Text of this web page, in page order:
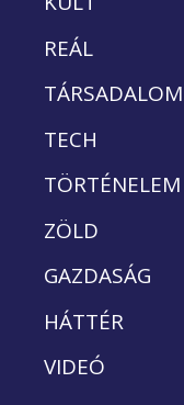
REÁL
TÁRSADALOM
TECH
TÖRTÉNELEM
ZÖLD
GAZDASÁG
HÁTTÉR
VIDEÓ